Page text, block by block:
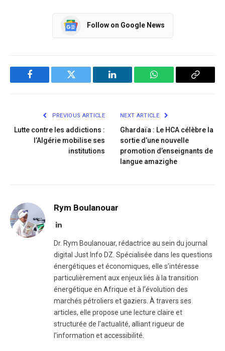
Follow on Google News
Facebook Twitter LinkedIn WhatsApp Copy
PREVIOUS ARTICLE
Lutte contre les addictions :
l’Algérie mobilise ses
institutions
NEXT ARTICLE
Ghardaïa : Le HCA célèbre la
sortie d’une nouvelle
promotion d’enseignants de
langue amazighe​
Rym Boulanouar
LinkedIn
Dr. Rym Boulanouar, rédactrice au sein du journal
digital Just Info DZ. Spécialisée dans les questions
énergétiques et économiques, elle s’intéresse
particulièrement aux enjeux liés à la transition
énergétique en Afrique et à l’évolution des
marchés pétroliers et gaziers. À travers ses
articles, elle propose une lecture claire et
structurée de l’actualité, alliant rigueur de
l’information et accessibilité.